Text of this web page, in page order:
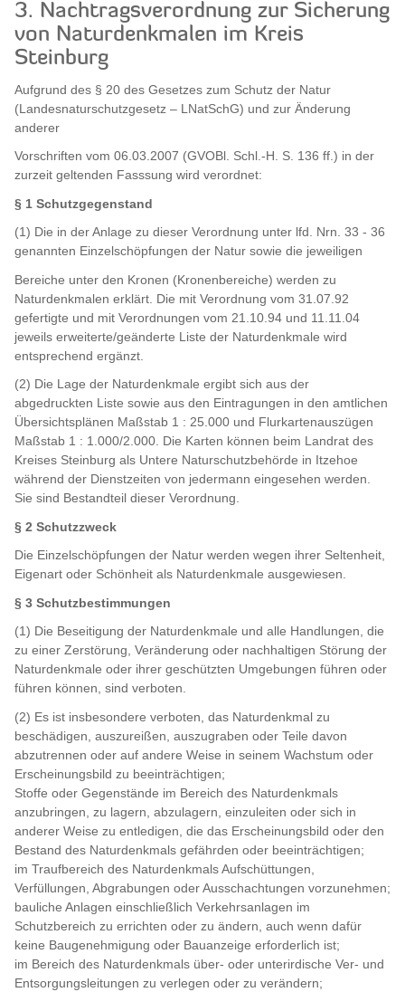
3. Nachtragsverordnung zur Sicherung
von Naturdenkmalen im Kreis
Steinburg
Aufgrund des § 20 des Gesetzes zum Schutz der Natur
(Landesnaturschutzgesetz – LNatSchG) und zur Änderung
anderer
Vorschriften vom 06.03.2007 (GVOBl. Schl.-H. S. 136 ff.) in der
zurzeit geltenden Fasssung wird verordnet:
§ 1 Schutzgegenstand
(1) Die in der Anlage zu dieser Verordnung unter lfd. Nrn. 33 - 36
genannten Einzelschöpfungen der Natur sowie die jeweiligen
Bereiche unter den Kronen (Kronenbereiche) werden zu
Naturdenkmalen erklärt. Die mit Verordnung vom 31.07.92
gefertigte und mit Verordnungen vom 21.10.94 und 11.11.04
jeweils erweiterte/geänderte Liste der Naturdenkmale wird
entsprechend ergänzt.
(2) Die Lage der Naturdenkmale ergibt sich aus der
abgedruckten Liste sowie aus den Eintragungen in den amtlichen
Übersichtsplänen Maßstab 1 : 25.000 und Flurkartenauszügen
Maßstab 1 : 1.000/2.000. Die Karten können beim Landrat des
Kreises Steinburg als Untere Naturschutzbehörde in Itzehoe
während der Dienstzeiten von jedermann eingesehen werden.
Sie sind Bestandteil dieser Verordnung.
§ 2 Schutzzweck
Die Einzelschöpfungen der Natur werden wegen ihrer Seltenheit,
Eigenart oder Schönheit als Naturdenkmale ausgewiesen.
§ 3 Schutzbestimmungen
(1) Die Beseitigung der Naturdenkmale und alle Handlungen, die
zu einer Zerstörung, Veränderung oder nachhaltigen Störung der
Naturdenkmale oder ihrer geschützten Umgebungen führen oder
führen können, sind verboten.
(2) Es ist insbesondere verboten, das Naturdenkmal zu
beschädigen, auszureißen, auszugraben oder Teile davon
abzutrennen oder auf andere Weise in seinem Wachstum oder
Erscheinungsbild zu beeinträchtigen;
Stoffe oder Gegenstände im Bereich des Naturdenkmals
anzubringen, zu lagern, abzulagern, einzuleiten oder sich in
anderer Weise zu entledigen, die das Erscheinungsbild oder den
Bestand des Naturdenkmals gefährden oder beeinträchtigen;
im Traufbereich des Naturdenkmals Aufschüttungen,
Verfüllungen, Abgrabungen oder Ausschachtungen vorzunehmen;
bauliche Anlagen einschließlich Verkehrsanlagen im
Schutzbereich zu errichten oder zu ändern, auch wenn dafür
keine Baugenehmigung oder Bauanzeige erforderlich ist;
im Bereich des Naturdenkmals über- oder unterirdische Ver- und
Entsorgungsleitungen zu verlegen oder zu verändern;